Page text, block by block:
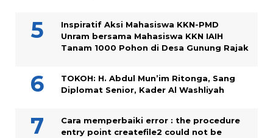
Inspiratif Aksi Mahasiswa KKN-PMD
Unram bersama Mahasiswa KKN IAIH
Tanam 1000 Pohon di Desa Gunung Rajak
TOKOH: H. Abdul Mun’im Ritonga, Sang
Diplomat Senior, Kader Al Washliyah
Cara memperbaiki error : the procedure
entry point createfile2 could not be